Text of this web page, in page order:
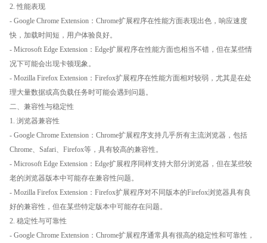
2. 性能表现
- Google Chrome Extension：Chrome扩展程序在性能方面表现出色，响应速度
快，加载时间短，用户体验良好。
- Microsoft Edge Extension：Edge扩展程序在性能方面也相当不错，但在某些情
况下可能会出现卡顿现象。
- Mozilla Firefox Extension：Firefox扩展程序在性能方面相对较弱，尤其是在处
理大量数据或高负载任务时可能会遇到问题。
二、兼容性与稳定性
1. 浏览器兼容性
- Google Chrome Extension：Chrome扩展程序支持几乎所有主流浏览器，包括
Chrome、Safari、Firefox等，具有较高的兼容性。
- Microsoft Edge Extension：Edge扩展程序同样支持大部分浏览器，但在某些较
老的浏览器版本中可能存在兼容性问题。
- Mozilla Firefox Extension：Firefox扩展程序对不同版本的Firefox浏览器具有良
好的兼容性，但在某些特定版本中可能存在问题。
2. 稳定性与可靠性
- Google Chrome Extension：Chrome扩展程序通常具有很高的稳定性和可靠性，